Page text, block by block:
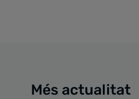
Més actualitat